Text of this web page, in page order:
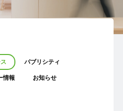
パブリシティ
情報 お知らせ